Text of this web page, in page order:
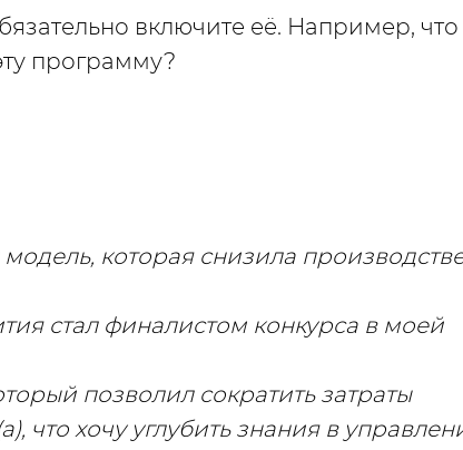
включите её. Например, что
программу?
которая снизила
стал финалистом конкурса в моей
позволил сократить затраты
что хочу углубить знания в